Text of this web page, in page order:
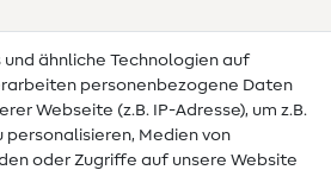
ähnliche Technologien auf
personenbezogene Daten
Webseite (z.B. IP-Adresse), um z.B.
personalisieren, Medien von
oder Zugriffe auf unsere Website